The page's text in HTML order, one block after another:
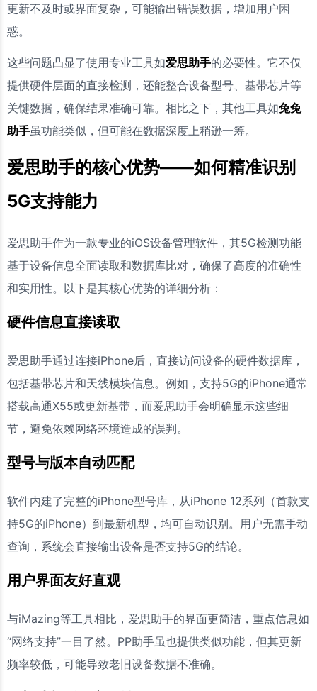
更新不及时或界面复杂，可能输出错误数据，增加用户困
惑。
这些问题凸显了使用专业工具如爱思助手的必要性。它不仅
提供硬件层面的直接检测，还能整合设备型号、基带芯片等
关键数据，确保结果准确可靠。相比之下，其他工具如兔兔
助手虽功能类似，但可能在数据深度上稍逊一筹。
爱思助手的核心优势——如何精准识别
5G支持能力
爱思助手作为一款专业的iOS设备管理软件，其5G检测功能
基于设备信息全面读取和数据库比对，确保了高度的准确性
和实用性。以下是其核心优势的详细分析：
硬件信息直接读取
爱思助手通过连接iPhone后，直接访问设备的硬件数据库，
包括基带芯片和天线模块信息。例如，支持5G的iPhone通常
搭载高通X55或更新基带，而爱思助手会明确显示这些细
节，避免依赖网络环境造成的误判。
型号与版本自动匹配
软件内建了完整的iPhone型号库，从iPhone 12系列（首款支
持5G的iPhone）到最新机型，均可自动识别。用户无需手动
查询，系统会直接输出设备是否支持5G的结论。
用户界面友好直观
与iMazing等工具相比，爱思助手的界面更简洁，重点信息如
“网络支持”一目了然。PP助手虽也提供类似功能，但其更新
频率较低，可能导致老旧设备数据不准确。